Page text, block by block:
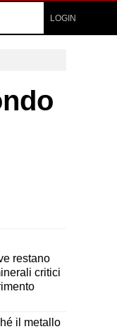
LOGIN
restano
critici
il metallo